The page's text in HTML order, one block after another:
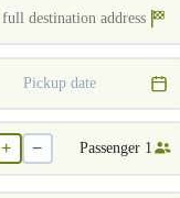
Pickup date
1
Passenger
−
+